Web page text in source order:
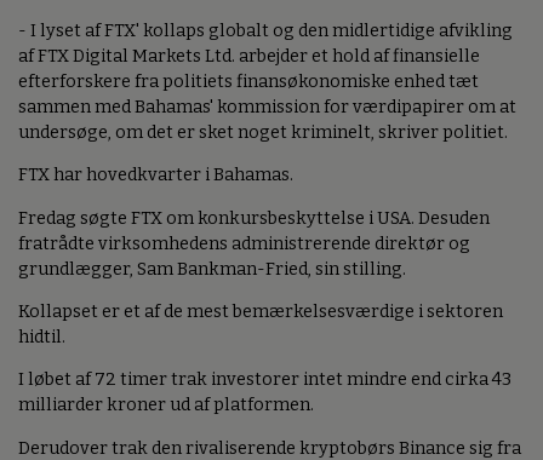
- I lyset af FTX' kollaps globalt og den midlertidige afvikling
af FTX Digital Markets Ltd. arbejder et hold af finansielle
efterforskere fra politiets finansøkonomiske enhed tæt
sammen med Bahamas' kommission for værdipapirer om at
undersøge, om det er sket noget kriminelt, skriver politiet.
FTX har hovedkvarter i Bahamas.
Fredag søgte FTX om konkursbeskyttelse i USA. Desuden
fratrådte virksomhedens administrerende direktør og
grundlægger, Sam Bankman-Fried, sin stilling.
Kollapset er et af de mest bemærkelsesværdige i sektoren
hidtil.
I løbet af 72 timer trak investorer intet mindre end cirka 43
milliarder kroner ud af platformen.
Derudover trak den rivaliserende kryptobørs Binance sig fra